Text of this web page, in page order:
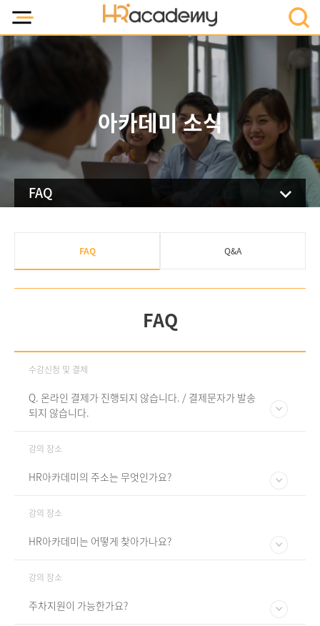
아카데미 소식
FAQ
FAQ Q&A
FAQ
수강신청 및 결제
Q. 온라인 결제가 진행되지 않습니다. / 결제문자가 발송
되지 않습니다.
강의 장소
HR아카데미의 주소는 무엇인가요?
강의 장소
HR아카데미는 어떻게 찾아가나요?
강의 장소
주차지원이 가능한가요?